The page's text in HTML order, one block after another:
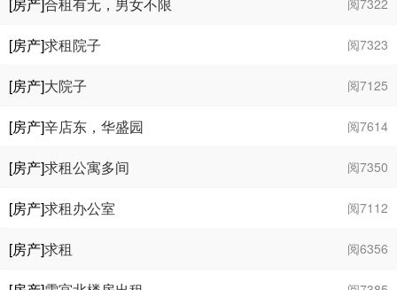
阅7323
[房产]求租院子
阅7125
[房产]大院子
阅7614
[房产]辛店东，华盛园
阅7350
[房产]求租公寓多间
阅7112
[房产]求租办公室
阅6356
[房产]求租